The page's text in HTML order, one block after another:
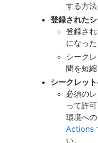
する方
登録された
登録さ
になっ
シーク
間を短縮
シークレッ
必須の
って許
環境へ
Actions
い。